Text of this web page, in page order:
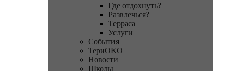
Где отдохнуть?
Развлечься?
Терраса
Услуги
События
ТериОКО
Новости
Школы